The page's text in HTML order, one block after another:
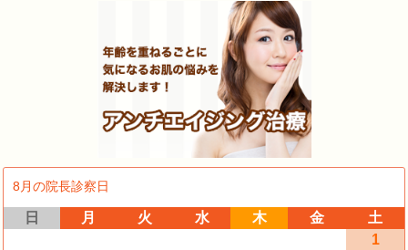
8月の院長診察日
日 月 火 水 木 金
土
1